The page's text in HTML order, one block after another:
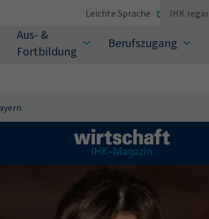
Aus- &
Fortbildung
Berufszugang
Leichte Sprache IHK
Sie?